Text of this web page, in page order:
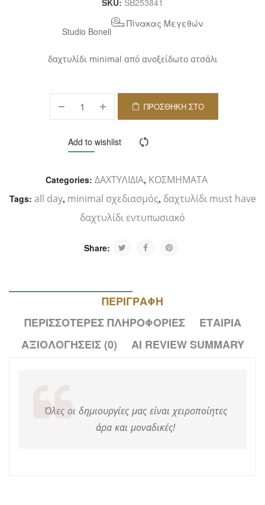
SKU: SB253841
Studio Boneli
Πίνακας Μεγεθών
δαχτυλίδι minimal από ανοξείδωτο ατσάλι
ΠΡΟΣΘΉΚΗ ΣΤΟ
Add to wishlist
Categories: ΔΑΧΤΥΛΙΔΙΑ, ΚΟΣΜΗΜΑΤΑ
Tags: all day, minimal σχεδιασμός, δαχτυλίδι must have
δαχτυλίδι εντυπωσιακό
Share:
ΠΕΡΙΓΡΑΦΉ
ΠΕΡΙΣΣΌΤΕΡΕΣ ΠΛΗΡΟΦΟΡΊΕΣ
ΕΤΑΙΡΊΑ
ΑΞΙΟΛΟΓΉΣΕΙΣ (0)
AI REVIEW SUMMARY
Όλες οι δημιουργίες μας είναι χειροποίητες
άρα και μοναδικές!